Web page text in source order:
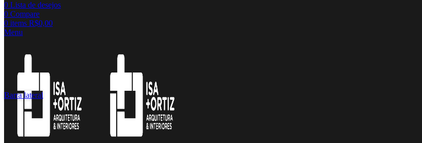
0 Lista de desejos
0 Compare
0 items R$0,00
Menu
Barra lateral